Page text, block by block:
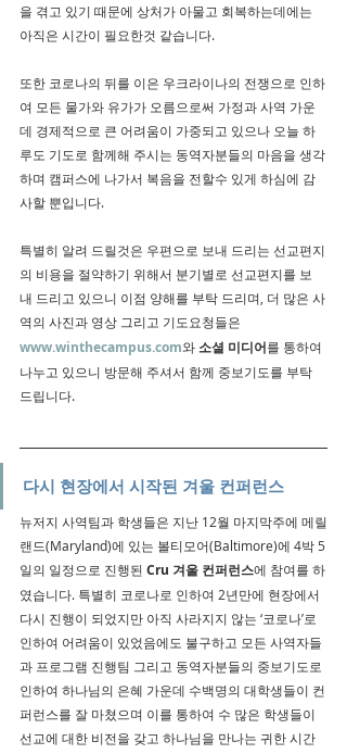
을 겪고 있기 때문에 상처가 아물고 회복하는데에는
아직은 시간이 필요한것 같습니다.
또한 코로나의 뒤를 이은 우크라이나의 전쟁으로 인하
여 모든 물가와 유가가 오름으로써 가정과 사역 가운
데 경제적으로 큰 어려움이 가중되고 있으나 오늘 하
루도 기도로 함께해 주시는 동역자분들의 마음을 생각
하며 캠퍼스에 나가서 복음을 전할수 있게 하심에 감
사할 뿐입니다.
특별히 알려 드릴것은 우편으로 보내 드리는 선교편지
의 비용을 절약하기 위해서 분기별로 선교편지를 보
내 드리고 있으니 이점 양해를 부탁 드리며, 더 많은 사
역의 사진과 영상 그리고 기도요청들은
www.winthecampus.com와 소셜 미디어를 통하여
나누고 있으니 방문해 주셔서 함께 중보기도를 부탁
드립니다.
다시 현장에서 시작된 겨울 컨퍼런스
뉴저지 사역팀과 학생들은 지난 12월 마지막주에 메릴
랜드(Maryland)에 있는 볼티모어(Baltimore)에 4박 5
일의 일정으로 진행된 Cru 겨울 컨퍼런스에 참여를 하
였습니다. 특별히 코로나로 인하여 2년만에 현장에서
다시 진행이 되었지만 아직 사라지지 않는 ‘코로나’로
인하여 어려움이 있었음에도 불구하고 모든 사역자들
과 프로그램 진행팀 그리고 동역자분들의 중보기도로
인하여 하나님의 은혜 가운데 수백명의 대학생들이 컨
퍼런스를 잘 마쳤으며 이를 통하여 수 많은 학생들이
선교에 대한 비전을 갖고 하나님을 만나는 귀한 시간